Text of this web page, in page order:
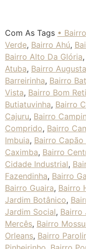
Com As Tags •
Verde, Bairro Ahú,
Bairro Alto Da Glória,
Atuba, Bairro Augusta
Barreirinha, Bairro
Vista, Bairro Bom
Butiatuvinha, Bairro
Cajuru, Bairro
Comprido, Bairro
Imbuia, Bairro Capão
Caximba, Bairro
Cidade Industrial,
Fazendinha, Bairro
Bairro Guaira, Bairro
Jardim Botânico,
Jardim Social, Bairro
Mercês, Bairro
Orleans, Bairro